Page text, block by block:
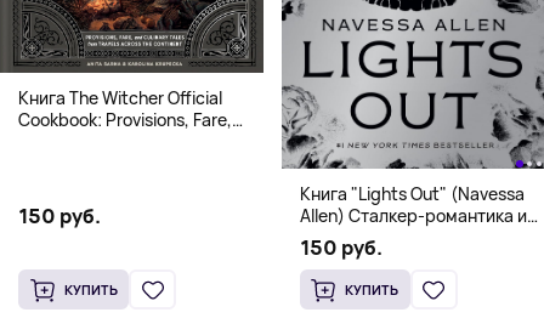
Книга The Witcher Official
Cookbook: Provisions, Fare,
150 руб.
КУПИТЬ
Книга "Lights Out" (Navessa
Allen) Сталкер-романтика и
человек в маске (18+)
150 руб.
КУПИТЬ